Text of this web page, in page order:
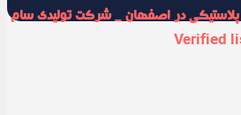
در اصفهان _ شرکت تولیدی سام